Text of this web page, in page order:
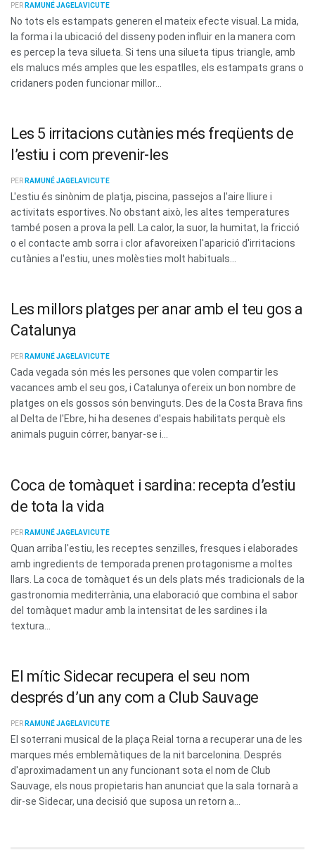
PER RAMUNÉ JAGELAVICUTE
No tots els estampats generen el mateix efecte visual. La mida,
la forma i la ubicació del disseny poden influir en la manera com
es percep la teva silueta. Si tens una silueta tipus triangle, amb
els malucs més amples que les espatlles, els estampats grans o
cridaners poden funcionar millor...
Les 5 irritacions cutànies més freqüents de
l’estiu i com prevenir-les
PER RAMUNÉ JAGELAVICUTE
L'estiu és sinònim de platja, piscina, passejos a l'aire lliure i
activitats esportives. No obstant això, les altes temperatures
també posen a prova la pell. La calor, la suor, la humitat, la fricció
o el contacte amb sorra i clor afavoreixen l'aparició d'irritacions
cutànies a l'estiu, unes molèsties molt habituals...
Les millors platges per anar amb el teu gos a
Catalunya
PER RAMUNÉ JAGELAVICUTE
Cada vegada són més les persones que volen compartir les
vacances amb el seu gos, i Catalunya ofereix un bon nombre de
platges on els gossos són benvinguts. Des de la Costa Brava fins
al Delta de l'Ebre, hi ha desenes d'espais habilitats perquè els
animals puguin córrer, banyar-se i...
Coca de tomàquet i sardina: recepta d’estiu
de tota la vida
PER RAMUNÉ JAGELAVICUTE
Quan arriba l'estiu, les receptes senzilles, fresques i elaborades
amb ingredients de temporada prenen protagonisme a moltes
llars. La coca de tomàquet és un dels plats més tradicionals de la
gastronomia mediterrània, una elaboració que combina el sabor
del tomàquet madur amb la intensitat de les sardines i la
textura...
El mític Sidecar recupera el seu nom
després d’un any com a Club Sauvage
PER RAMUNÉ JAGELAVICUTE
El soterrani musical de la plaça Reial torna a recuperar una de les
marques més emblemàtiques de la nit barcelonina. Després
d'aproximadament un any funcionant sota el nom de Club
Sauvage, els nous propietaris han anunciat que la sala tornarà a
dir-se Sidecar, una decisió que suposa un retorn a...